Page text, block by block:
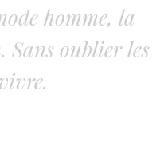
homme, la
Sans oublier les